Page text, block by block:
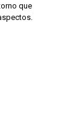
que